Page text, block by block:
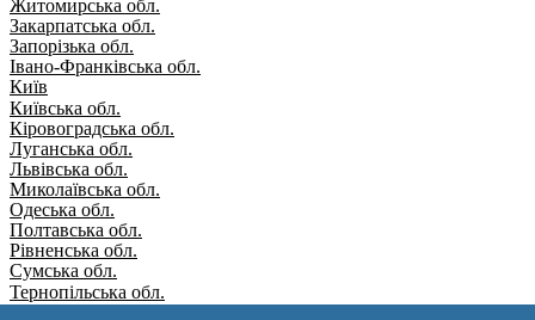
Житомирська обл.
Закарпатська обл.
Запорізька обл.
Івано-Франківська обл.
Київ
Київська обл.
Кіровоградська обл.
Луганська обл.
Львівська обл.
Миколаївська обл.
Одеська обл.
Полтавська обл.
Рівненська обл.
Сумська обл.
Тернопільська обл.